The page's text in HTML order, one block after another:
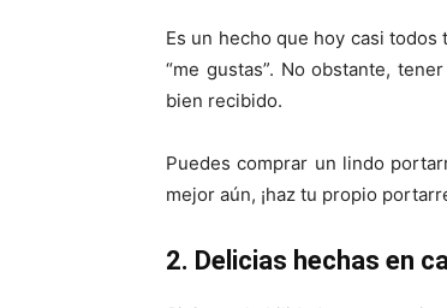
Es un hecho que hoy casi
“me gustas”. No obstante,
bien recibido.
Puedes comprar un lindo
mejor aún, ¡haz tu propio
2. Delicias hechas en